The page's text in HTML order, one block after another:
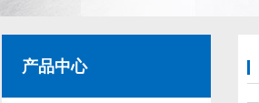
产品中心